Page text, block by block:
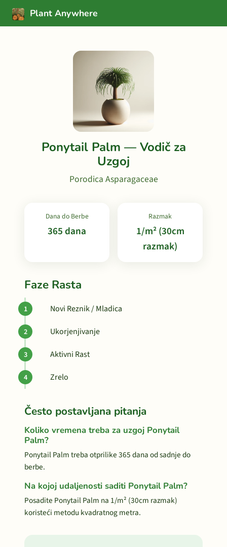
Plant Anywhere
Ponytail Palm — Vodič za
Uzgoj
Porodica Asparagaceae
Dana do Berbe
365 dana
Razmak
1/m² (30cm
razmak)
Faze Rasta
Novi Reznik / Mladica
Ukorjenjivanje
Aktivni Rast
Zrelo
Često postavljana pitanja
Koliko vremena treba za uzgoj Ponytail
Palm?
Ponytail Palm treba otprilike 365 dana od sadnje do
berbe.
Na kojoj udaljenosti saditi Ponytail Palm?
Posadite Ponytail Palm na 1/m² (30cm razmak)
koristeći metodu kvadratnog metra.